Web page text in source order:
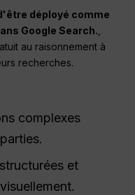
déployé comme
Google Search.
au raisonnement à
recherches.
complexes
et